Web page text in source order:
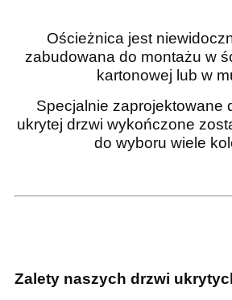
Ościeżnica jest
zabudowana do montażu w
kartonowej lub w
Specjalnie zaprojektowane
ukrytej drzwi wykończone
do wyboru wiele
Zalety naszych drzwi